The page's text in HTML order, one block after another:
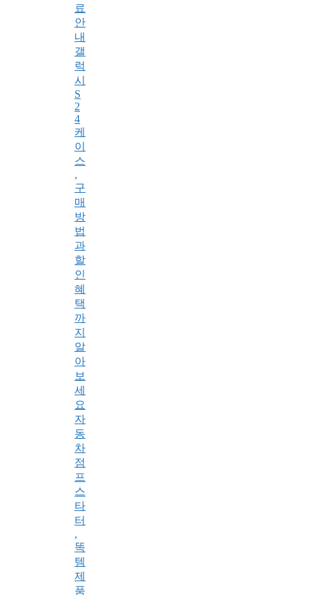
료
안
내
갤
럭
시
S
2
4
케
이
스
,
구
매
방
법
과
할
인
혜
택
까
지
알
아
보
세
요
자
동
차
점
프
스
타
터
,
똑
템
제
품